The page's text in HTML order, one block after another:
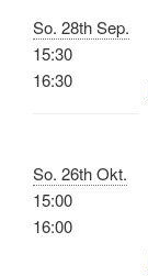
So. 28th Sep.
15:30
16:30
So. 26th Okt.
15:00
16:00